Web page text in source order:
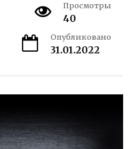
Просмотры
40
Опубликовано
31.01.2022